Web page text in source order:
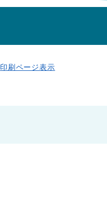
印刷ページ表示